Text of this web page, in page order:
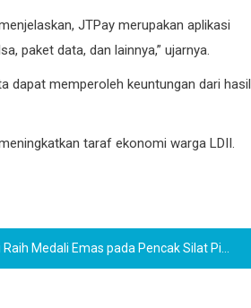
JTPay merupakan aplikasi
paket data, dan lainnya,” ujarnya.
dapat memperoleh keuntungan dari hasil
taraf ekonomi warga LDII.
Medali Emas pada Pencak Silat Piala Raja Championsip